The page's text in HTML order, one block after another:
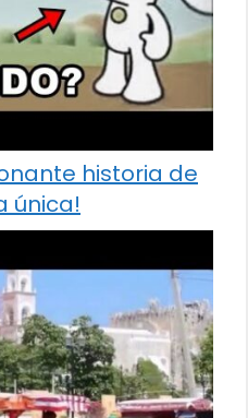
historia de
única!